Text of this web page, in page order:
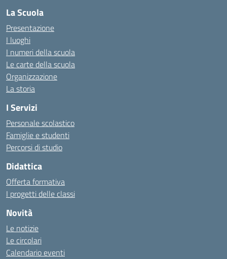
La Scuola
Presentazione
I luoghi
I numeri della scuola
Le carte della scuola
Organizzazione
La storia
I Servizi
Personale scolastico
Famiglie e studenti
Percorsi di studio
Didattica
Offerta formativa
I progetti delle classi
Novità
Le notizie
Le circolari
Calendario eventi